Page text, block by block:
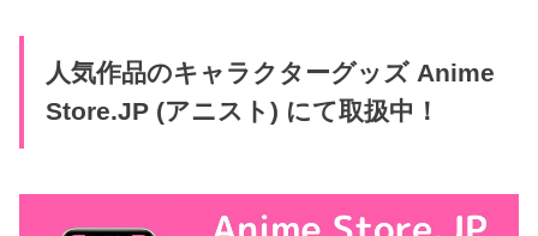
人気作品のキャラクターグッズ Anime
Store.JP (アニスト) にて取扱中！